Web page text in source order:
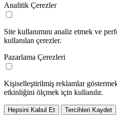
Analitik Çerezler
Site kullanımını analiz etmek ve
kullanılan çerezler.
Pazarlama Çerezleri
Kişiselleştirilmiş reklamlar
etkinliğini ölçmek için kullanılır.
Hepsini Kabul Et Tercihleri Kaydet